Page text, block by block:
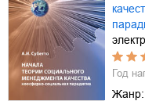
Год
Жанр: